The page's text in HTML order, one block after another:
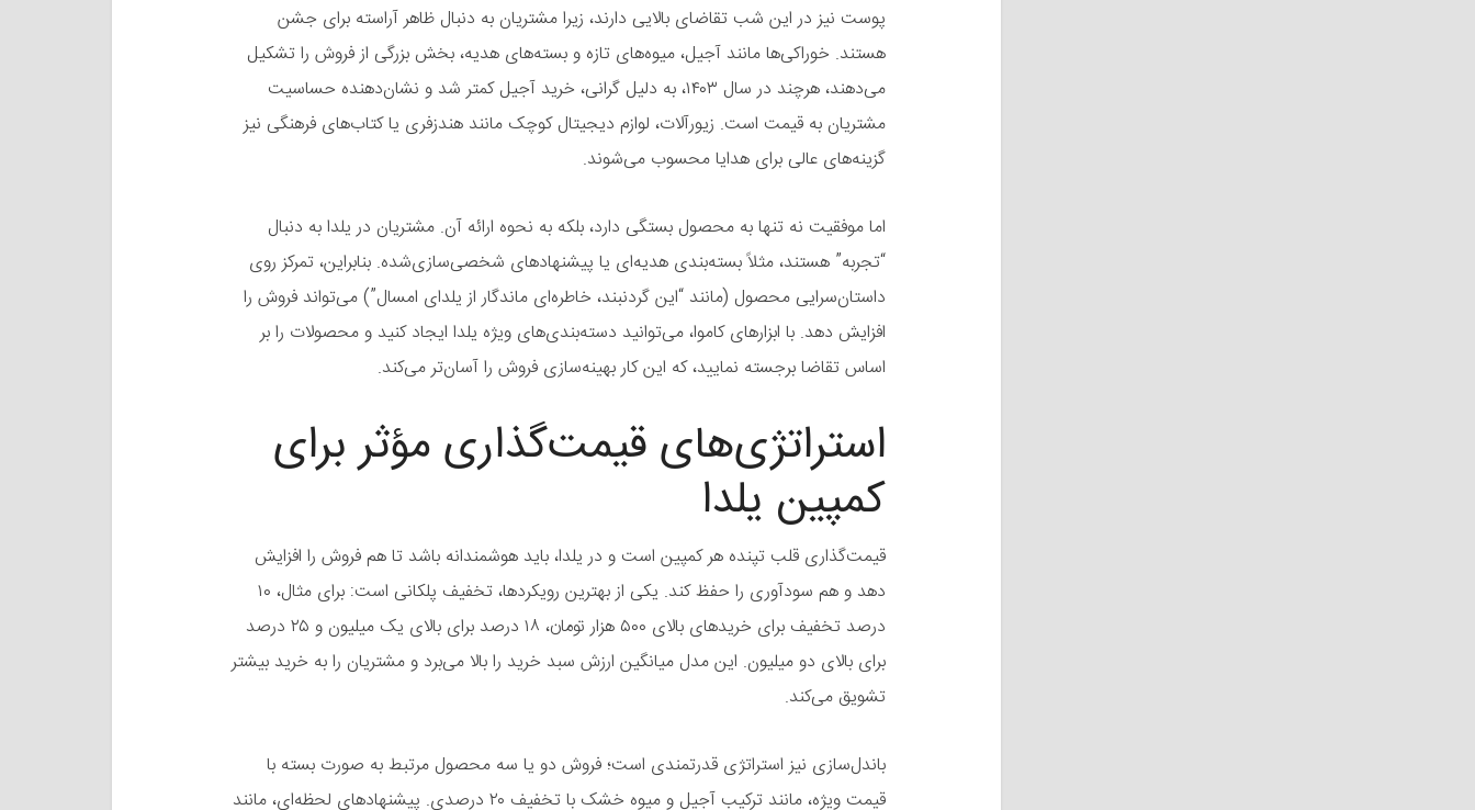
پوست نیز در این شب تقاضای بالایی دارند، زیرا مشتریان به دنبال ظاهر آراسته برای جشن
هستند. خوراکی‌ها مانند آجیل، میوه‌های تازه و بسته‌های هدیه، بخش بزرگی از فروش را تشکیل
می‌دهند، هرچند در سال ۱۴۰۳، به دلیل گرانی، خرید آجیل کمتر شد و نشان‌دهنده حساسیت
مشتریان به قیمت است. زیورآلات، لوازم دیجیتال کوچک مانند هندزفری یا کتاب‌های فرهنگی نیز
گزینه‌های عالی برای هدایا محسوب می‌شوند.
اما موفقیت نه تنها به محصول بستگی دارد، بلکه به نحوه ارائه آن. مشتریان در یلدا به دنبال
“تجربه” هستند، مثلاً بسته‌بندی هدیه‌ای یا پیشنهادهای شخصی‌سازی‌شده. بنابراین، تمرکز روی
داستان‌سرایی محصول (مانند “این گردنبند، خاطره‌ای ماندگار از یلدای امسال”) می‌تواند فروش را
افزایش دهد. با ابزارهای کاموا، می‌توانید دسته‌بندی‌های ویژه یلدا ایجاد کنید و محصولات را بر
اساس تقاضا برجسته نمایید، که این کار بهینه‌سازی فروش را آسان‌تر می‌کند.
استراتژی‌های قیمت‌گذاری مؤثر برای
کمپین یلدا
قیمت‌گذاری قلب تپنده هر کمپین است و در یلدا، باید هوشمندانه باشد تا هم فروش را افزایش
دهد و هم سودآوری را حفظ کند. یکی از بهترین رویکردها، تخفیف پلکانی است: برای مثال، ۱۰
درصد تخفیف برای خریدهای بالای ۵۰۰ هزار تومان، ۱۸ درصد برای بالای یک میلیون و ۲۵ درصد
برای بالای دو میلیون. این مدل میانگین ارزش سبد خرید را بالا می‌برد و مشتریان را به خرید بیشتر
تشویق می‌کند.
باندل‌سازی نیز استراتژی قدرتمندی است؛ فروش دو یا سه محصول مرتبط به صورت بسته با
قیمت ویژه، مانند ترکیب آجیل و میوه خشک با تخفیف ۲۰ درصدی. پیشنهادهای لحظه‌ای، مانند